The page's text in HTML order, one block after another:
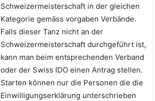
Schweizermeisterschaft in der gleichen
Kategorie gemäss vorgaben Verbände.
Falls dieser Tanz nicht an der
Schweizermeisterschaft durchgeführt ist,
kann man beim entsprechenden Verband
oder der Swiss IDO einen Antrag stellen.
Starten können nur die Personen die die
Einwilligungserklärung unterschrieben